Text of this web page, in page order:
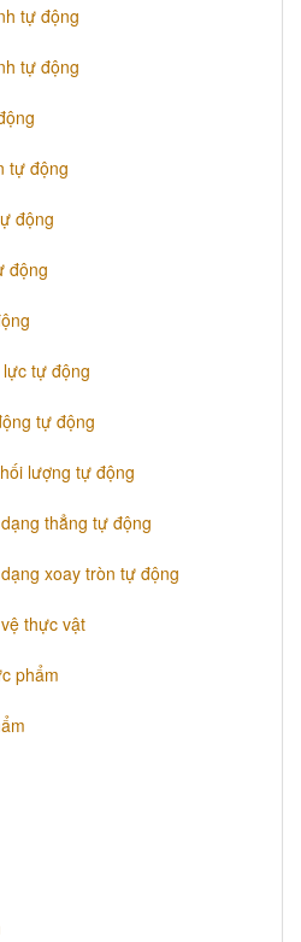
tự động
tự động
tự động
động
động
tự động
tự động
lượng tự động
thẳng tự động
xoay tròn tự động
thực vật
phẩm